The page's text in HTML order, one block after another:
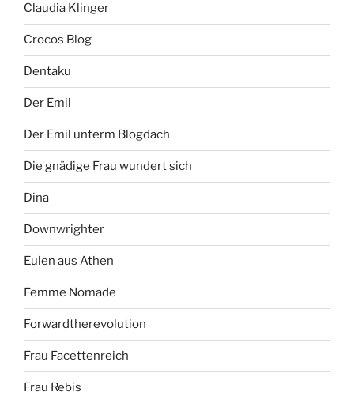
Claudia Klinger
Crocos Blog
Dentaku
Der Emil
Der Emil unterm Blogdach
Die gnädige Frau wundert sich
Dina
Downwrighter
Eulen aus Athen
Femme Nomade
Forwardtherevolution
Frau Facettenreich
Frau Rebis